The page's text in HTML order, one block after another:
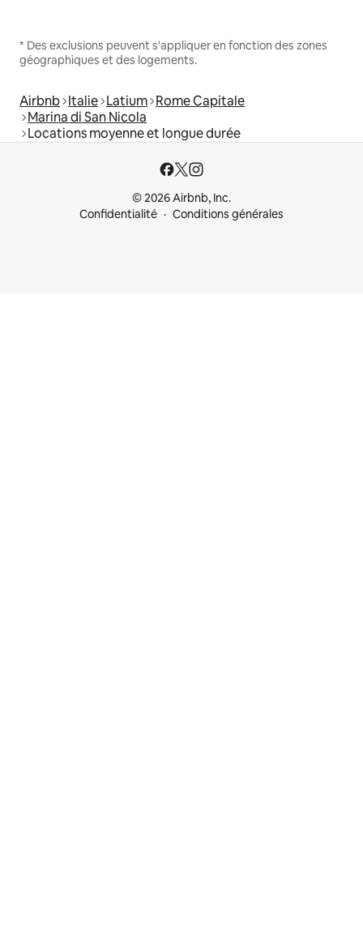
* Des exclusions peuvent s'appliquer en fonction des zones
géographiques et des logements.
Airbnb Italie Latium Rome Capitale
Marina di San Nicola
Locations moyenne et longue durée
© 2026 Airbnb, Inc.
Confidentialité
Conditions générales